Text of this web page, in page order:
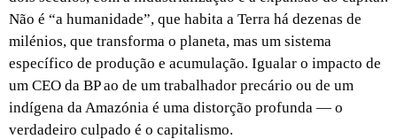
Não é “a humanidade”, que habita a Terra há dezenas de
milénios, que transforma o planeta, mas um sistema
específico de produção e acumulação. Igualar o impacto de
um CEO da BP ao de um trabalhador precário ou de um
indígena da Amazónia é uma distorção profunda — o
verdadeiro culpado é o capitalismo.